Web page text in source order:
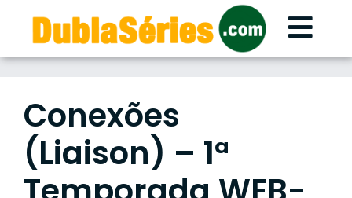
content
Conexões
(Liaison) – 1ª